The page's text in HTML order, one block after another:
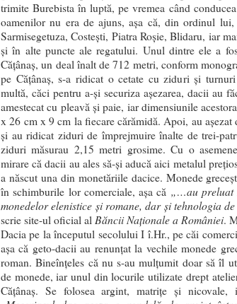
trimite Burebista în luptă, pe vremea când
oamenilor nu era de ajuns, aşa că, din ordinul
Sarmisegetuza, Costeşti, Piatra Roşie, Blidaru, iar
şi în alte puncte ale regatului. Unul dintre ele a
Căţânaş, un deal înalt de 712 metri, conform
pe Căţânaş, s-a ridicat o cetate cu ziduri şi
multă, căci pentru a-şi securiza aşezarea, dacii au
amestecat cu pleavă şi paie, iar dimensiunile
x 26 cm x 9 cm la fiecare cărămidă. Apoi, au aşezat
şi au ridicat ziduri de împrejmuire înalte de trei-
ziduri măsurau 2,15 metri grosime. Cu o
mirare că dacii au ales să-şi aducă aici metalul
a născut una din monetăriile dacice. Monede
în schimburile lor comerciale, aşa că „…au preluat
monedelor elenistice şi romane, dar şi tehnologia
scrie site-ul oficial al Băncii Naţionale a României.
Dacia pe la începutul secolului I î.Hr., pe căi
aşa că geto-dacii au renunţat la vechile monede
roman. Bineînţeles că nu s-au mulţumit doar să îl
de monede, iar unul din locurile utilizate drept
Căţânaş. Se folosea argint, matriţe şi nicovale,